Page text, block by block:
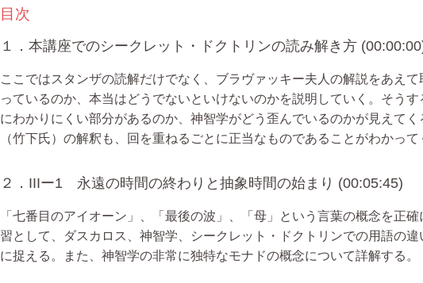
目次
１．本講座でのシークレット・ドクトリンの読み解き方
ここではスタンザの読解だけでなく、ブラヴァッキー夫人の解説をあえ
っているのか、本当はどうでないといけないのかを説明していく。そう
にわかりにくい部分があるのか、神智学がどう歪んでいるのかが見えて
（竹下氏）の解釈も、回を重ねるごとに正当なものであることがわかって
２．IIIー1 永遠の時間の終わりと抽象時間の始まり (00:05:45)
「七番目のアイオーン」、「最後の波」、「母」という言葉の概念を正
習として、ダスカロス、神智学、シークレット・ドクトリンでの用語の
に捉える。また、神智学の非常に独特なモナドの概念について詳解する。